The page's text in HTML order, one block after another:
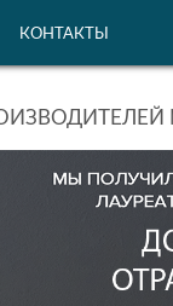
КОНТАКТЫ